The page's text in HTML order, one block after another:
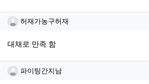
허재가농구허재님의
허재가농구허재
대채로 만족 함
파이팅간지남님의 댓글
파이팅간지남